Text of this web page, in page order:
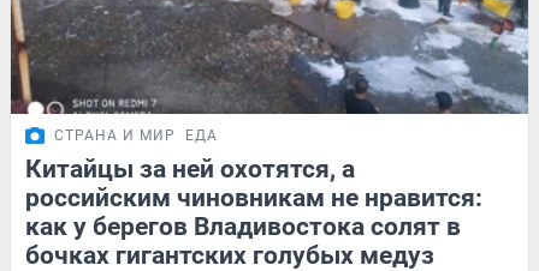
СТРАНА И МИР ЕДА
Китайцы за ней охотятся, а
российским чиновникам не нравится:
как у берегов Владивостока солят в
бочках гигантских голубых медуз